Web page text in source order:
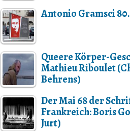
Antonio Gramsci
Queere Körper-
Mathieu Riboulet
Behrens)
Der Mai 68 der
Frankreich: Boris
Jurt)